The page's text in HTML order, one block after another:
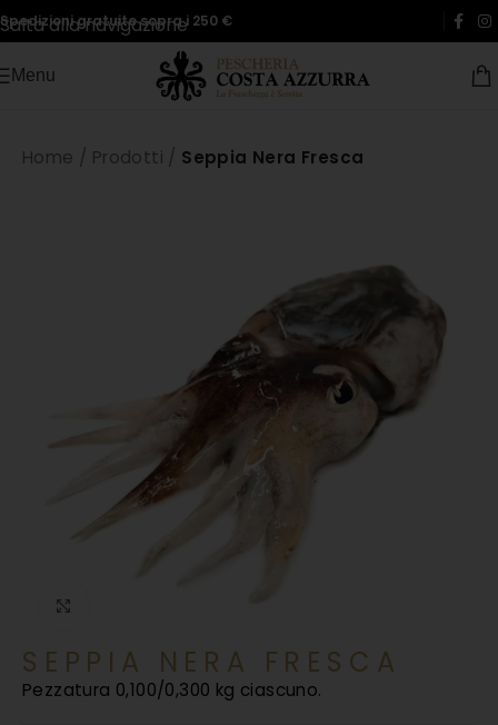
Salta alla navigazione
Salta al contenuto principale
Spedizioni gratuite sopra i 250 €
Menu
Home / Prodotti / Seppia Nera Fresca
SEPPIA NERA FRESCA
Pezzatura 0,100/0,300 kg ciascuno.